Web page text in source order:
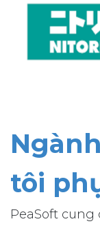
tôi
PeaSoft